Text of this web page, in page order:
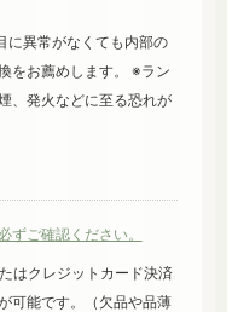
に異常がなくても内部の
をお薦めします。 ※ラン
、発火などに至る恐れが
ずご確認ください。
はクレジットカード決済
可能です。（欠品や品薄